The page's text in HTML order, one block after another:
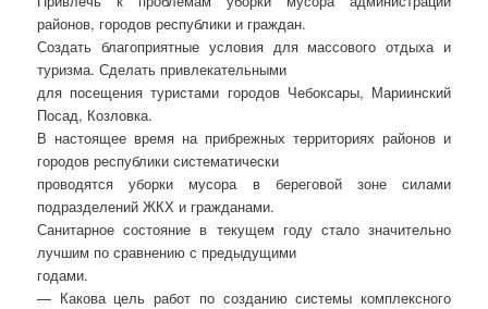
районов, городов республики и граждан.
Создать благоприятные условия для массового отдыха и
туризма. Сделать привлекательными
для посещения туристами городов Чебоксары, Мариинский
Посад, Козловка.
В настоящее время на прибрежных территориях районов и
городов республики систематически
проводятся уборки мусора в береговой зоне силами
подразделений ЖКХ и гражданами.
Санитарное состояние в текущем году стало значительно
лучшим по сравнению с предыдущими
годами.
— Какова цель работ по созданию системы комплексного